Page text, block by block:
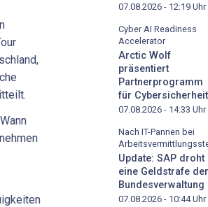
07.08.2026 - 12:19 Uhr
Cyber AI Readiness
Accelerator
Arctic Wolf
präsentiert
Partnerprogramm
für Cybersicherheit
07.08.2026 - 14:33 Uhr
Nach IT-Pannen bei
Update: SAP droht
eine Geldstrafe der
Bundesverwaltung
07.08.2026 - 10:44Uhr